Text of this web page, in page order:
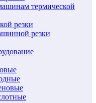
термической
резки
резки